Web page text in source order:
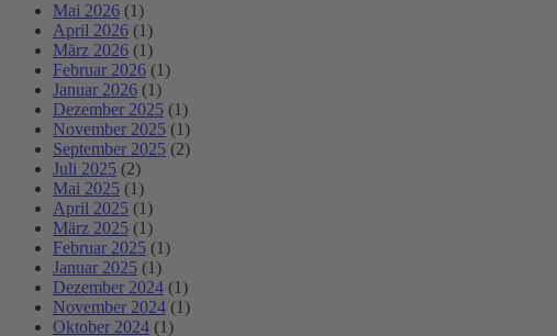
Mai 2026 (1)
April 2026 (1)
März 2026 (1)
Februar 2026 (1)
Januar 2026 (1)
Dezember 2025 (1)
November 2025 (1)
September 2025 (2)
Juli 2025 (2)
Mai 2025 (1)
April 2025 (1)
März 2025 (1)
Februar 2025 (1)
Januar 2025 (1)
Dezember 2024 (1)
November 2024 (1)
Oktober 2024 (1)